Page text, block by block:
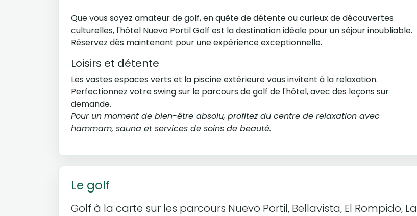
Que vous soyez amateur de golf, en quête de détente ou curieux de découvertes
culturelles, l'hôtel Nuevo Portil Golf est la destination idéale pour un séjour inoubliable.
Réservez dès maintenant pour une expérience exceptionnelle.
Loisirs et détente
Les vastes espaces verts et la piscine extérieure vous invitent à la relaxation.
Perfectionnez votre swing sur le parcours de golf de l'hôtel, avec des leçons sur
demande.
Pour un moment de bien-être absolu, profitez du centre de relaxation avec
hammam, sauna et services de soins de beauté.
Le golf
Golf à la carte sur les parcours Nuevo Portil, Bellavista, El Rompido, La